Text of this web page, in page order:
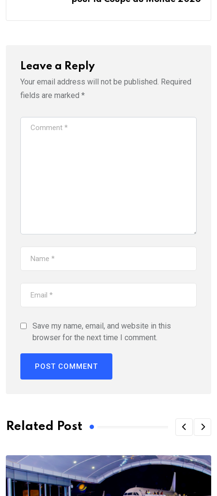
Leave a Reply
Your email address will not be published. Required
fields are marked *
Save my name, email, and website in this
browser for the next time I comment.
Related Post